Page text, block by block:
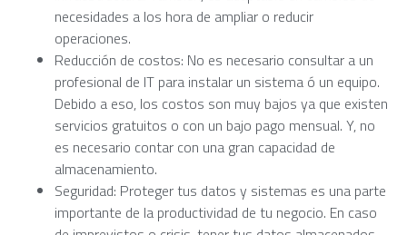
necesidades a los hora de ampliar o reducir
operaciones.
Reducción de costos: No es necesario consultar a un
profesional de IT para instalar un sistema ó un equipo.
Debido a eso, los costos son muy bajos ya que existen
servicios gratuitos o con un bajo pago mensual. Y, no
es necesario contar con una gran capacidad de
almacenamiento.
Seguridad: Proteger tus datos y sistemas es una parte
importante de la productividad de tu negocio. En caso